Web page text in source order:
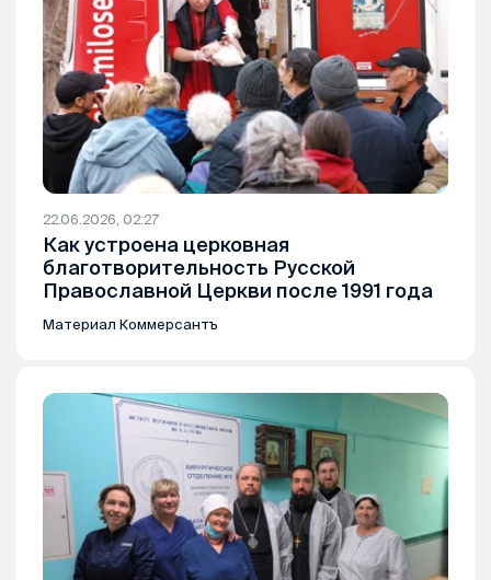
22.06.2026, 02:27
Как устроена церковная
благотворительность Русской
Православной Церкви после 1991 года
Материал Коммерсантъ